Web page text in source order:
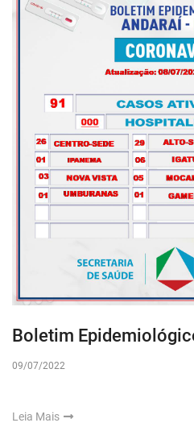
Boletim
09/07/2022
Leia Mais